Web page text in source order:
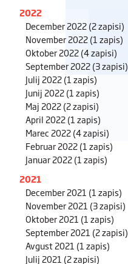
2022
December 2022(2 zapisi)
November 2022(1 zapis)
Oktober 2022(4 zapisi)
September 2022(3 zapisi)
Julij 2022(1 zapis)
Junij 2022(1 zapis)
Maj 2022(2 zapisi)
April 2022(1 zapis)
Marec 2022(4 zapisi)
Februar 2022(1 zapis)
Januar 2022(1 zapis)
2021
December 2021 (1 zapis)
November 2021 (3 zapisi)
Oktober 2021 (1 zapis)
September 2021 (2 zapisi)
Avgust 2021 (1 zapis)
Julij 2021 (2 zapisi)